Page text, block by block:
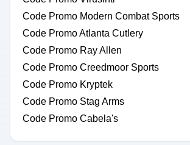
Code Promo Modern Combat Sports
Code Promo Atlanta Cutlery
Code Promo Ray Allen
Code Promo Creedmoor Sports
Code Promo Kryptek
Code Promo Stag Arms
Code Promo Cabela's